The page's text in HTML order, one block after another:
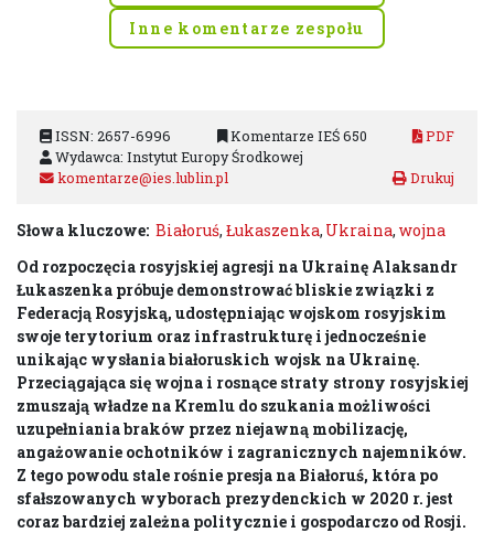
Inne komentarze zespołu
ISSN: 2657-6996 Komentarze IEŚ 650
PDF
Wydawca: Instytut Europy Środkowej
komentarze@ies.lublin.pl
Słowa kluczowe: Białoruś, Łukaszenka, Ukraina, wojna
Od rozpoczęcia rosyjskiej agresji na Ukrainę Alaksandr
Łukaszenka próbuje demonstrować bliskie związki z
Federacją Rosyjską, udostępniając wojskom rosyjskim
swoje terytorium oraz infrastrukturę i jednocześnie
unikając wysłania białoruskich wojsk na Ukrainę.
Przeciągająca się wojna i rosnące straty strony rosyjskiej
zmuszają władze na Kremlu do szukania możliwości
uzupełniania braków przez niejawną mobilizację,
angażowanie ochotników i zagranicznych najemników.
Z tego powodu stale rośnie presja na Białoruś, która po
sfałszowanych wyborach prezydenckich w 2020 r. jest
coraz bardziej zależna politycznie i gospodarczo od Rosji.